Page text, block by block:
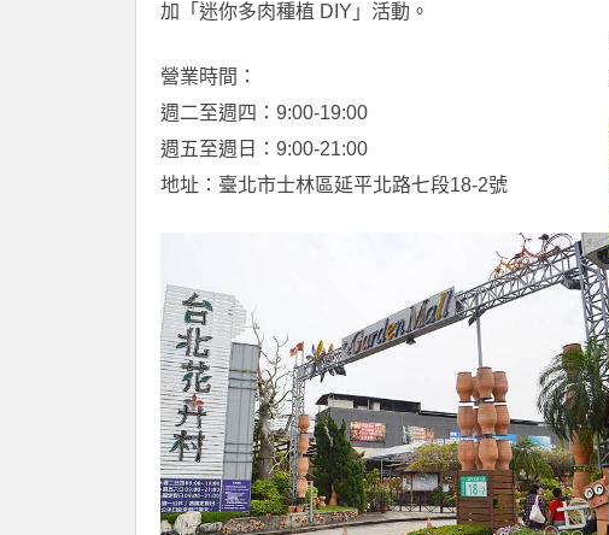
加「迷你多肉種植 DIY」活動。
營業時間：
週二至週四：9:00-19:00
週五至週日：9:00-21:00
地址：臺北市士林區延平北路七段18-2號